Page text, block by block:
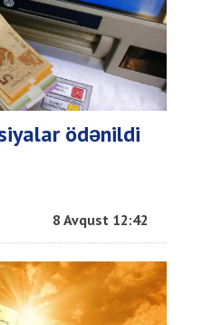
ödənildi
8 Avqust 12:42